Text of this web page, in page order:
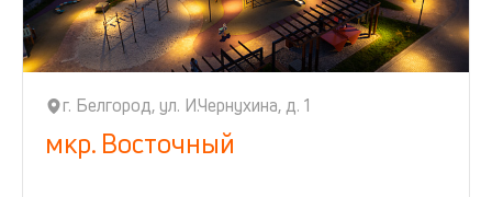
г. Белгород, ул. И.Чернухина, д. 1
мкр. Восточный